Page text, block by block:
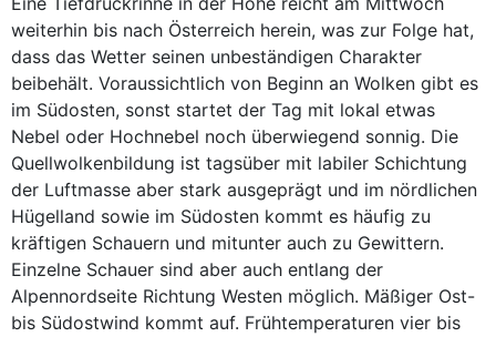
weiterhin bis nach Österreich herein, was zur Folge hat,
dass das Wetter seinen unbeständigen Charakter
beibehält. Voraussichtlich von Beginn an Wolken gibt es
im Südosten, sonst startet der Tag mit lokal etwas
Nebel oder Hochnebel noch überwiegend sonnig. Die
Quellwolkenbildung ist tagsüber mit labiler Schichtung
der Luftmasse aber stark ausgeprägt und im nördlichen
Hügelland sowie im Südosten kommt es häufig zu
kräftigen Schauern und mitunter auch zu Gewittern.
Einzelne Schauer sind aber auch entlang der
Alpennordseite Richtung Westen möglich. Mäßiger Ost-
bis Südostwind kommt auf. Frühtemperaturen vier bis